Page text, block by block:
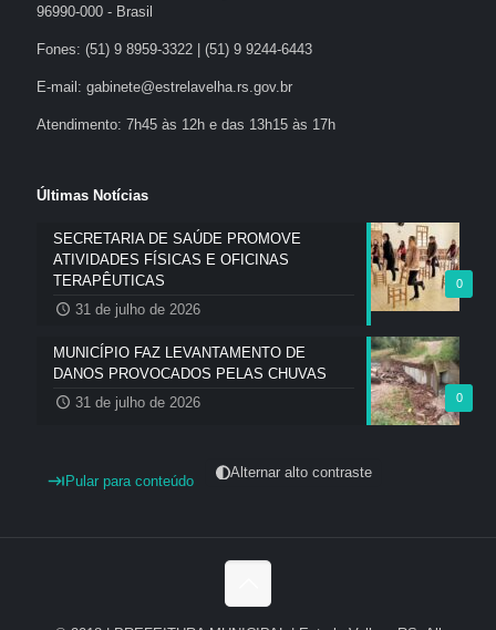
96990-000 - Brasil
Fones: (51) 9 8959-3322 | (51) 9 9244-6443
E-mail: gabinete@estrelavelha.rs.gov.br
Atendimento: 7h45 às 12h e das 13h15 às 17h
Últimas Notícias
0
SECRETARIA DE SAÚDE PROMOVE
ATIVIDADES FÍSICAS E OFICINAS
TERAPÊUTICAS
31 de julho de 2026
0
MUNICÍPIO FAZ LEVANTAMENTO DE
DANOS PROVOCADOS PELAS CHUVAS
31 de julho de 2026
Pular para conteúdo Alternar alto contraste